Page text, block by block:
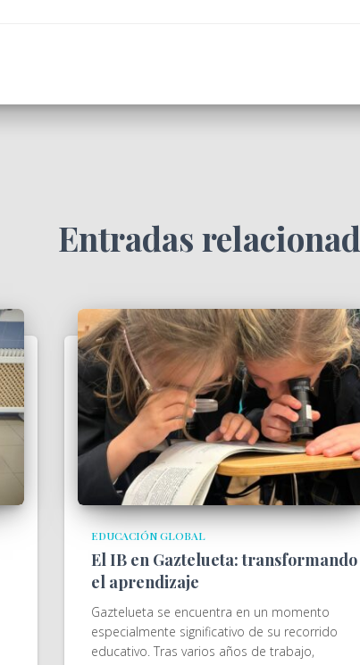
Entradas
EDUCACIÓN GLOBAL
El IB en Gaztelueta: transformando
el aprendizaje
Gaztelueta se encuentra en un momento
especialmente significativo de su recorrido
educativo. Tras varios años de trabajo,